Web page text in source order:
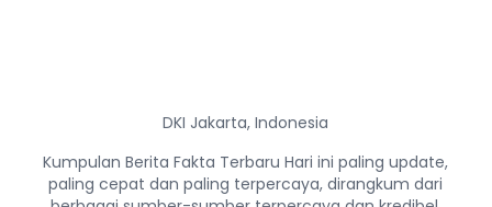
DKI Jakarta, Indonesia
Kumpulan Berita Fakta Terbaru Hari ini paling update,
paling cepat dan paling terpercaya, dirangkum dari